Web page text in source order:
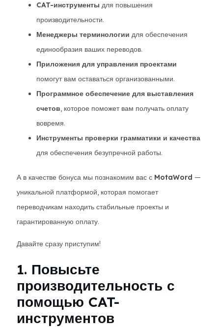
CAT-инструменты для повышения
производительности.
Менеджеры терминологии для обеспечения
единообразия ваших переводов.
Приложения для управления проектами
помогут вам оставаться организованными.
Программное обеспечение для выставления
счетов, которое поможет вам получать оплату
вовремя.
Инструменты проверки грамматики и качества
для обеспечения безупречной работы.
А в качестве бонуса мы познакомим вас с MotaWord —
уникальной платформой, которая помогает
переводчикам находить стабильные проекты и
гарантированную оплату.
Давайте сразу приступим!
1. Повысьте
производительность с
помощью CAT-
инструментов